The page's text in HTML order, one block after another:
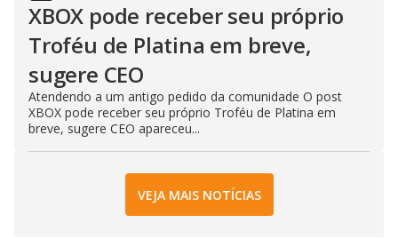
XBOX pode receber seu próprio
Troféu de Platina em breve,
sugere CEO
Atendendo a um antigo pedido da comunidade O post
XBOX pode receber seu próprio Troféu de Platina em
breve, sugere CEO apareceu...
VEJA MAIS NOTÍCIAS